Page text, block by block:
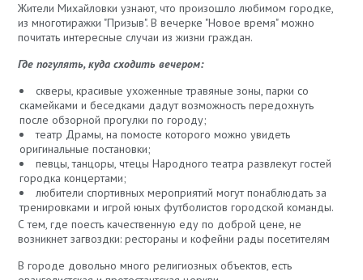
Жители Михайловки узнают, что произошло любимом городке,
из многотиражки "Призыв". В вечерке "Новое время" можно
почитать интересные случаи из жизни граждан.
Где погулять, куда сходить вечером:
скверы, красивые ухоженные травяные зоны, парки со
скамейками и беседками дадут возможность передохнуть
после обзорной прогулки по городу;
театр Драмы, на помосте которого можно увидеть
оригинальные постановки;
певцы, танцоры, чтецы Народного театра развлекут гостей
городка концертами;
любители спортивных мероприятий могут понаблюдать за
тренировками и игрой юных футболистов городской команды.
С тем, где поесть качественную еду по доброй цене, не
возникнет загвоздки: рестораны и кофейни рады посетителям
В городе довольно много религиозных объектов, есть